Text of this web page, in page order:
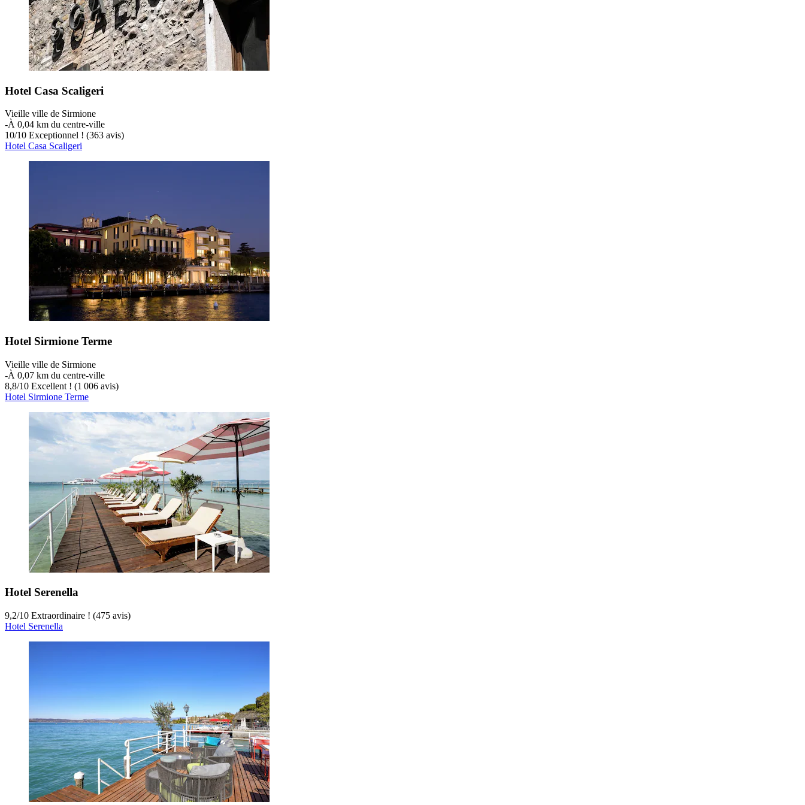
Hotel Casa Scaligeri
Vieille ville de Sirmione
‐À 0,04 km du centre-ville
10/10 Exceptionnel ! (363 avis)
Hotel Casa Scaligeri
Hotel Sirmione Terme
Vieille ville de Sirmione
‐À 0,07 km du centre-ville
8,8/10 Excellent ! (1 006 avis)
Hotel Sirmione Terme
Hotel Serenella
9,2/10 Extraordinaire ! (475 avis)
Hotel Serenella